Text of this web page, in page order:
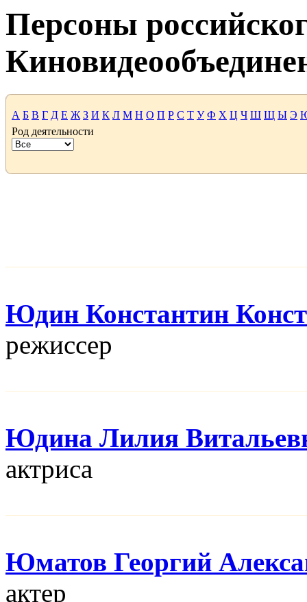
Персоны
А Б В Г Д Е Ж З И К Л М Н О П Р С Т У Ф Х Ц Ч Ш Щ Ы Э
Род деятельности
Юдин Константин
режисcер
Юдина Лилия
актриса
Юматов Георгий
актер